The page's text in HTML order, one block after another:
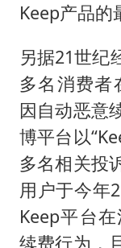
Keep产品的
另据21世纪
多名消费者
因自动恶意
博平台以
多名相关投
用户于今年
Keep平台
续费行为，